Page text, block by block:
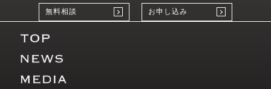
無料相談 お申し込み